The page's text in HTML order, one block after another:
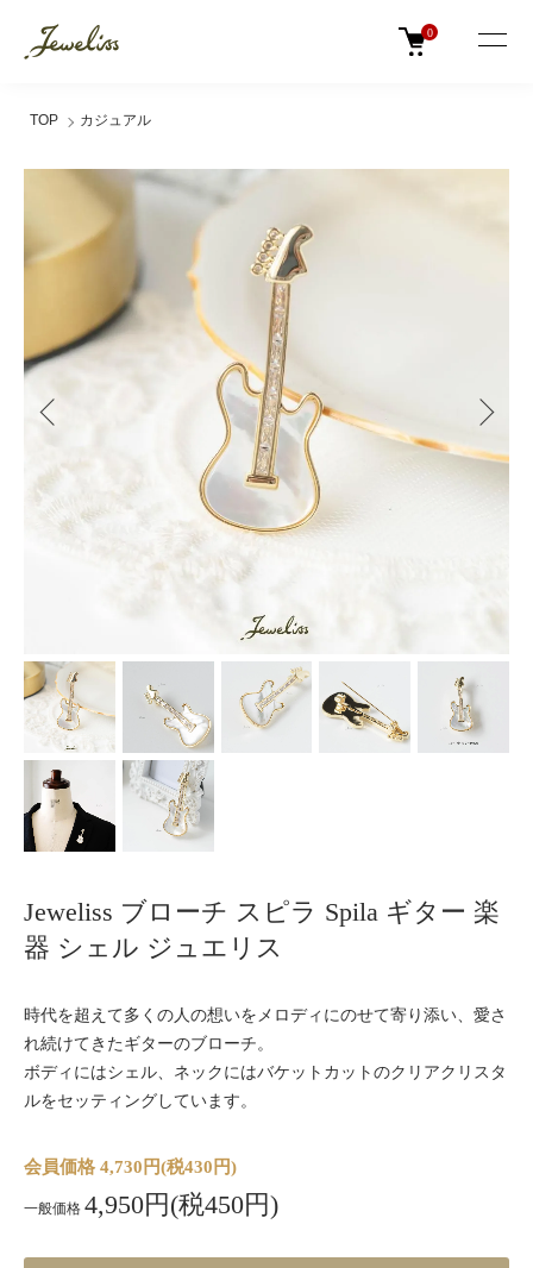
0
TOP カジュアル
Jeweliss ブローチ スピラ Spila ギター 楽
器 シェル ジュエリス
時代を超えて多くの人の想いをメロディにのせて寄り添い、愛さ
れ続けてきたギターのブローチ。
ボディにはシェル、ネックにはバケットカットのクリアクリスタ
ルをセッティングしています。
会員価格 4,730円(税430円)
一般価格 4,950円(税450円)